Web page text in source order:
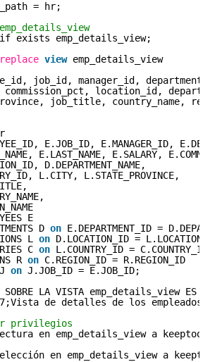
= hr;
if exists emp_details_view;
replace view emp_details_view
job_id, manager_id,
location_id,
job_title, country_name,
E.JOB_ID, E.MANAGER_ID,
E.LAST_NAME, E.SALARY,
D.DEPARTMENT_NAME,
L.CITY, L.STATE_PROVINCE,
E
D on E.DEPARTMENT_ID =
L on D.LOCATION_ID =
C on L.COUNTRY_ID = C.COUNTRY_ID
R on C.REGION_ID = R.REGION_ID
on J.JOB_ID = E.JOB_ID;
SOBRE LA VISTA emp_details_view ES
de detalles de los
privilegios
en emp_details_view a
en emp_details_view a